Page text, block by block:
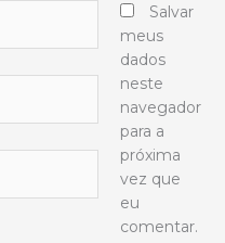
Salvar
meus
dados
neste
navegador
para a
próxima
vez que
eu
comentar.